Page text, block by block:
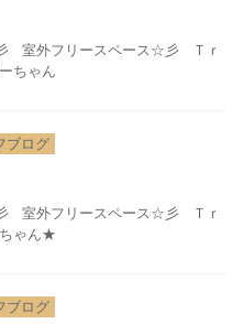
室外フリースペース☆彡 Ｔｒ
ちゃん
ブログ
室外フリースペース☆彡 Ｔｒ
ゃん★
ブログ